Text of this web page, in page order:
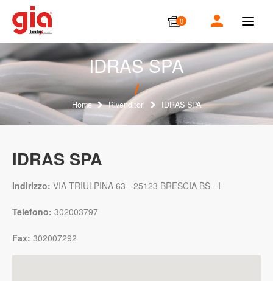
0
T
g
g
l
n
a
v
i
IDRAS SPA
Home Rivenditori IDRAS SPA
IDRAS SPA
Indirizzo: VIA TRIULPINA 63 - 25123 BRESCIA BS - I
Telefono: 302003797
Fax: 302007292